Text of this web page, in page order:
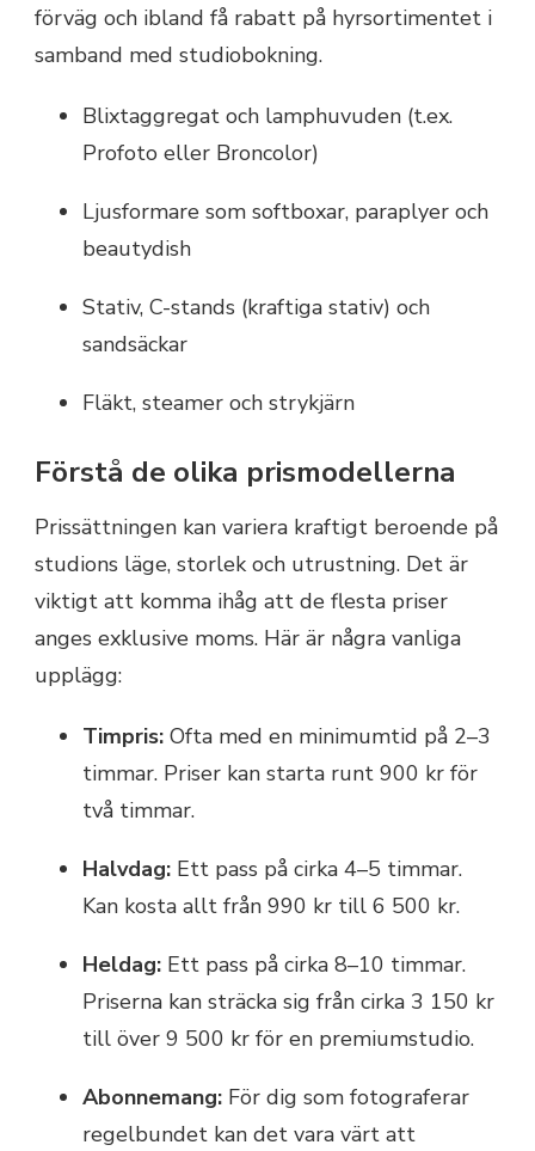
förväg och ibland få rabatt på hyrsortimentet i
samband med studiobokning.
Blixtaggregat och lamphuvuden (t.ex.
Profoto eller Broncolor)
Ljusformare som softboxar, paraplyer och
beautydish
Stativ, C-stands (kraftiga stativ) och
sandsäckar
Fläkt, steamer och strykjärn
Förstå de olika prismodellerna
Prissättningen kan variera kraftigt beroende på
studions läge, storlek och utrustning. Det är
viktigt att komma ihåg att de flesta priser
anges exklusive moms. Här är några vanliga
upplägg:
Timpris: Ofta med en minimumtid på 2–3
timmar. Priser kan starta runt 900 kr för
två timmar.
Halvdag: Ett pass på cirka 4–5 timmar.
Kan kosta allt från 990 kr till 6 500 kr.
Heldag: Ett pass på cirka 8–10 timmar.
Priserna kan sträcka sig från cirka 3 150 kr
till över 9 500 kr för en premiumstudio.
Abonnemang: För dig som fotograferar
regelbundet kan det vara värt att